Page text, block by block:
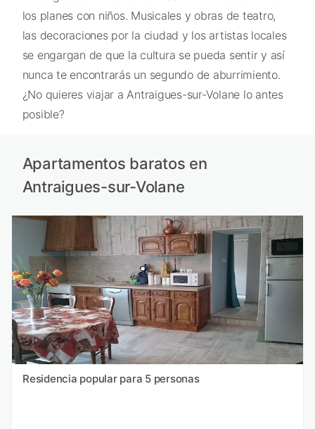
los planes con niños. Musicales y obras de teatro,
las decoraciones por la ciudad y los artistas locales
se engargan de que la cultura se pueda sentir y así
nunca te encontrarás un segundo de aburrimiento.
¿No quieres viajar a Antraigues-sur-Volane lo antes
posible?
Apartamentos baratos en
Antraigues-sur-Volane
Residencia popular para 5 personas